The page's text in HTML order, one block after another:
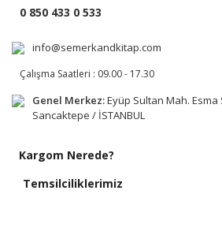
0 850 433 0 533
info@semerkandkitap.com
Çalışma Saatleri : 09.00 - 17.30
Genel Merkez:Eyüp Sultan Mah. Esma
Sancaktepe / İSTANBUL
Kargom Nerede?
Temsilciliklerimiz